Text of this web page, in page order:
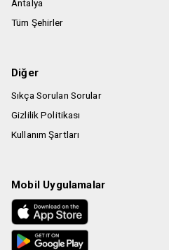
Antalya
Tüm Şehirler
Diğer
Sıkça Sorulan Sorular
Gizlilik Politikası
Kullanım Şartları
Mobil Uygulamalar